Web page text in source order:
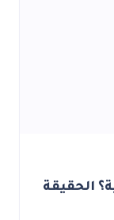
الحقيقة